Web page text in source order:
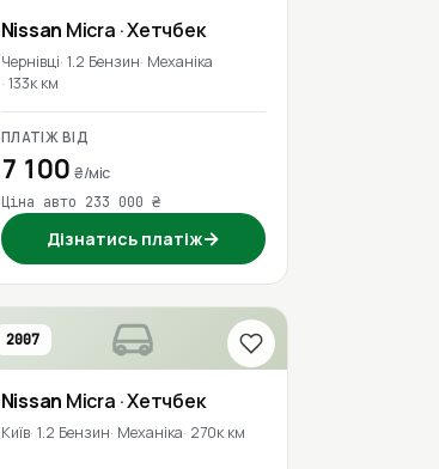
Nissan Micra · Хетчбек
Чернівці 1.2 Бензин Механіка
133к км
ПЛАТІЖ ВІД
7 100 ₴/міс
Ціна авто 233 000 ₴
Дізнатись платіж→
2007
Nissan Micra · Хетчбек
Київ 1.2 Бензин Механіка 270к км